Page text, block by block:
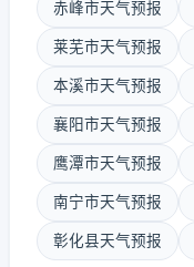
赤峰市天气预报
莱芜市天气预报
本溪市天气预报
襄阳市天气预报
鹰潭市天气预报
南宁市天气预报
彰化县天气预报